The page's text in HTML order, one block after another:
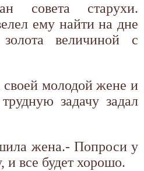
совета старухи.
ему найти на дне
величиной с
молодой жене и
задачу задал
жена.- Попроси у
и все будет хорошо.